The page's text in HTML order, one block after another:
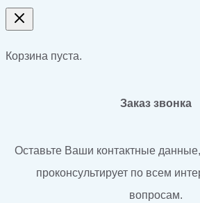
Корзина пуста.
Заказ звонка
Оставьте Ваши контактные
проконсультирует по всем
вопросам.